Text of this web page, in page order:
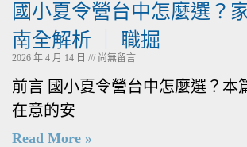
國小夏令營台中怎麼選？
南全解析 ｜ 職掘
2026 年 4 月 14 日 尚無留言
前言 國小夏令營台中怎麼選？本
在意的安
Read More »